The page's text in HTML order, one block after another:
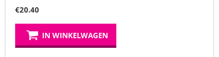
€20.40
IN WINKELWAGEN